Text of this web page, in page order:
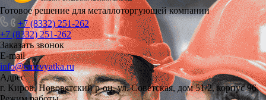
Готовое решение для металлоторгующей компании
+7 (8332) 251-262
+7 (8332) 251-262
Заказать звонок
E-mail
info@emzvyatka.ru
Адрес
г. Киров, Нововятский р-он, ул. Советская, дом 51/2, корпус 96